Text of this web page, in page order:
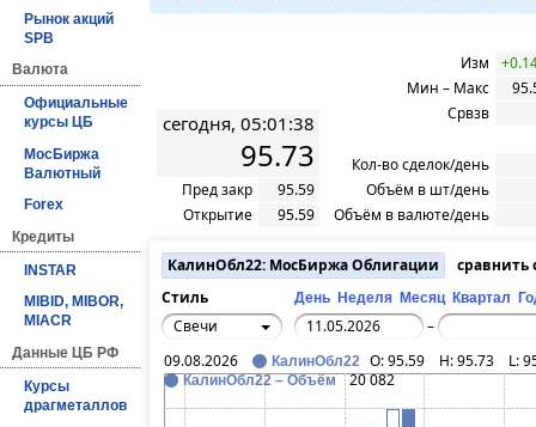
Рынок акций
SPB
Валюта
Официальные
курсы ЦБ
МосБиржа
Валютный
Forex
Кредиты
INSTAR
MIBID, MIBOR,
MIACR
Данные ЦБ РФ
Курсы
драгметаллов
сегодня, 05:01:38
95.73
Пред закр
95.59
Открытие
95.59
Изм
Мин – Макс
Срвзв
Кол-во сделок/день
Объём в шт/день
Объём в валюте/день
КалинОбл22: МосБиржа Облигации
сравнить
Стиль
День Неделя Месяц Квартал
Свечи
–
09.08.2026
КалинОбл22 O:95.59 H:95.73 L:
КалинОбл22 – Объём 20 082